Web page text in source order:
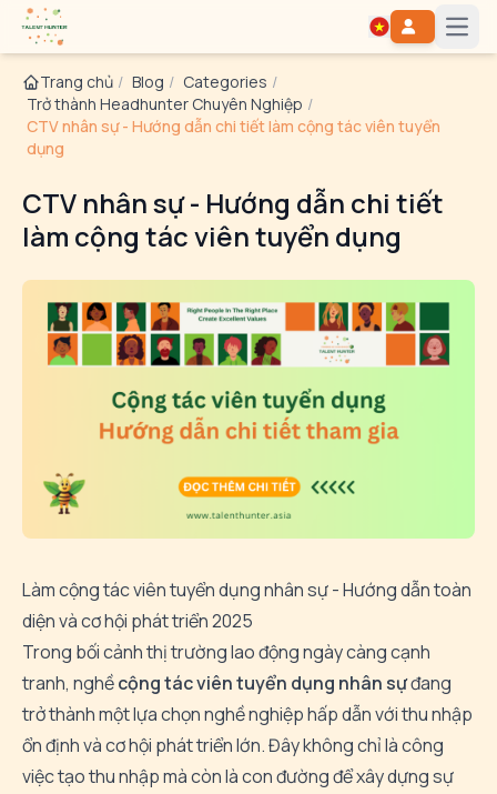
Trang chủ / Blog / Categories /
Trở thành Headhunter Chuyên Nghiệp /
CTV nhân sự - Hướng dẫn chi tiết làm cộng tác viên tuyển
dụng
CTV nhân sự - Hướng dẫn chi tiết
làm cộng tác viên tuyển dụng
Làm cộng tác viên tuyển dụng nhân sự - Hướng dẫn toàn
diện và cơ hội phát triển 2025
Trong bối cảnh thị trường lao động ngày càng cạnh
tranh, nghềcộng tác viên tuyển dụng nhân sựđang
trở thành một lựa chọn nghề nghiệp hấp dẫn với thu nhập
ổn định và cơ hội phát triển lớn. Đây không chỉ là công
việc tạo thu nhập mà còn là con đường để xây dựng sự